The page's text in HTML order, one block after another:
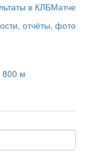
в КЛБМатче
отчёты, фото
800 м